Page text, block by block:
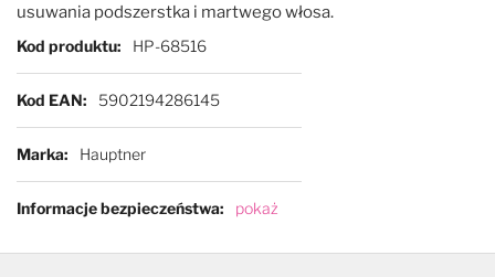
usuwania podszerstka i martwego włosa.
Więcej informacji
Kod produktu HP-68516
Kod EAN 5902194286145
Marka Hauptner
Informacje bezpieczeństwa pokaż